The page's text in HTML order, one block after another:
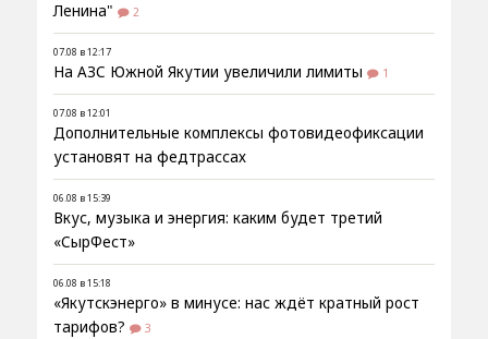
Ленина"
2
07.08 в 12:17
На АЗС Южной Якутии увеличили лимиты 1
07.08 в 12:01
Дополнительные комплексы фотовидеофиксации
установят на федтрассах
06.08 в 15:39
Вкус, музыка и энергия: каким будет третий
«СырФест»
06.08 в 15:18
«Якутскэнерго» в минусе: нас ждёт кратный рост
тарифов?
3